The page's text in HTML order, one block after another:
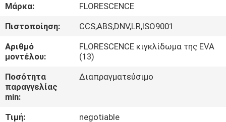
ΞΕΝΆΓΗΣΗ
ΣΤΟ
ΕΡΓΟΣΤΆΣΙΟ
ΕΛΕΓΧΟΣ
Μάρκα:
FLORESCENCE
Πιστοποίηση:
CCS,ABS,DNV,LR,ISO9001
Αριθμό
μοντέλου:
FLORESCENCE κιγκλίδωμα της EVA
(13)
Ποσότητα
παραγγελίας
min:
Διαπραγματεύσιμο
Τιμή:
negotiable